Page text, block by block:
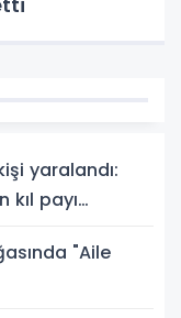
yaralandı:
payı
"Aile